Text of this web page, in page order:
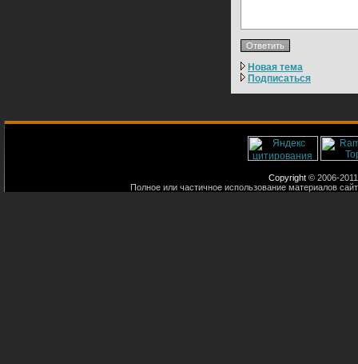
Новая тема
Подписаться
Copyright © 2006-
Полное или частичное использование материалов